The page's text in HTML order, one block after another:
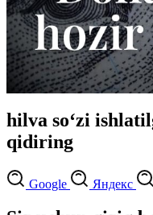
hilva so‘zi
qidiring
Google Яндекс